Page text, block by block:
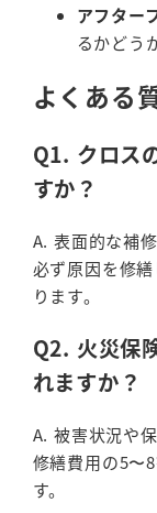
アフター
るかどう
よくある
Q1. クロス
すか？
A. 表面的な補
必ず原因を修
ります。
Q2. 火災保
れますか？
A. 被害状況や
修繕費用の5〜
す。